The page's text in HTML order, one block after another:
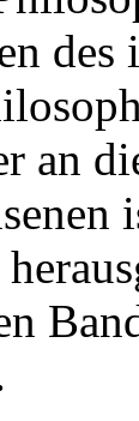
des
an